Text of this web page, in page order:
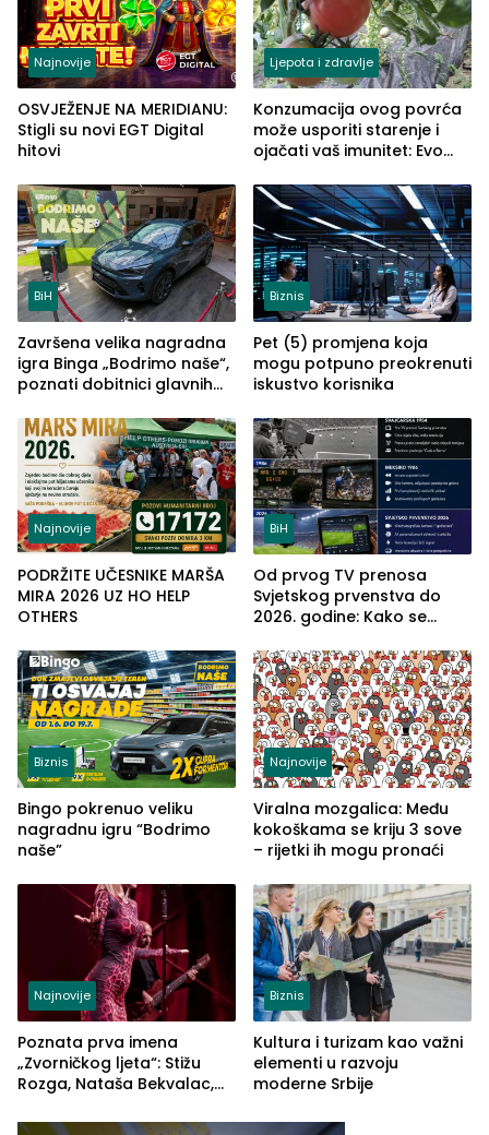
Najnovije
OSVJEŽENJE NA MERIDIANU:
Stigli su novi EGT Digital
hitovi
Ljepota i zdravlje
Konzumacija ovog povrća
može usporiti starenje i
ojačati vaš imunitet: Evo
BiH
Završena velika nagradna
igra Binga „Bodrimo naše“,
poznati dobitnici glavnih
Biznis
Pet (5) promjena koja
mogu potpuno preokrenuti
iskustvo korisnika
Najnovije
PODRŽITE UČESNIKE MARŠA
MIRA 2026 UZ HO HELP
OTHERS
BiH
Od prvog TV prenosa
Svjetskog prvenstva do
2026. godine: Kako se
gledamo fudbal
Biznis
Bingo pokrenuo veliku
nagradnu igru “Bodrimo
naše”
Najnovije
Viralna mozgalica: Među
kokoškama se kriju 3 sove
– rijetki ih mogu pronaći
Najnovije
Poznata prva imena
„Zvorničkog ljeta“: Stižu
Rozga, Nataša Bekvalac,
Biznis
Kultura i turizam kao važni
elementi u razvoju
moderne Srbije